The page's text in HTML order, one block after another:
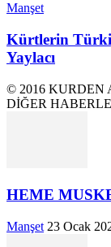
Manşet
Kürtlerin
Yaylacı
© 2016 KURDEN
DİĞER
HEME
Manşet 23 Ocak